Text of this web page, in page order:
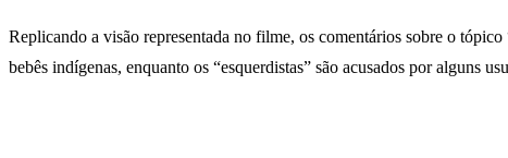
Replicando a visão representada no filme, os comentários sobre o
bebês indígenas, enquanto os “esquerdistas” são acusados ​​por alguns